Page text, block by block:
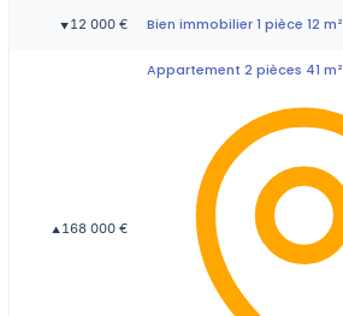
▼ 12 000 € Bien immobilier 1 pièce 12 m²
▲ 168 000 €
Appartement 2 pièces 41 m²